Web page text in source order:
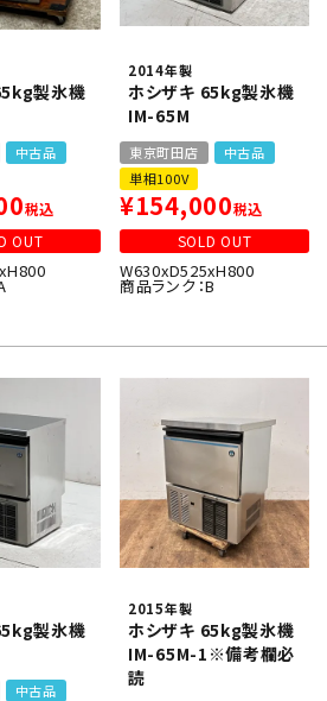
製氷機
中古品
税込
OUT
2014年製
ホシザキ 65kg製氷機
IM-65M
東京町田店
中古品
単相100V
¥154,000税込
SOLD OUT
W630xD525xH800
商品ランク：B
製氷機
中古品
2015年製
ホシザキ 65kg製氷機
IM-65M-1※備考欄必
読